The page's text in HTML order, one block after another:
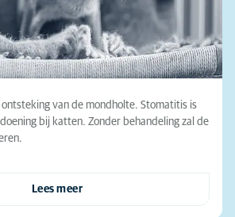
van de mondholte. Stomatitis is
bij katten. Zonder behandeling zal de
Lees meer